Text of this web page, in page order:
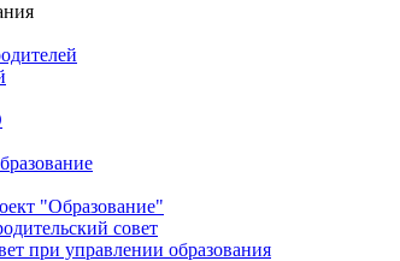
"Образование"
совет
при управлении образования